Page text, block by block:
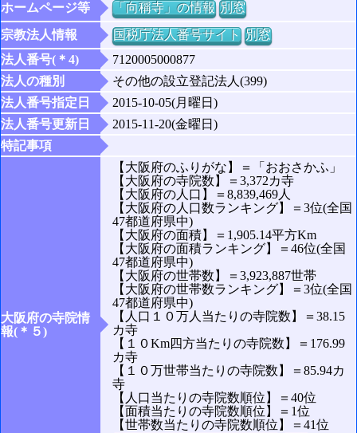
ホームページ等
「向稱寺」の情報 別窓
宗教法人情報
国税庁法人番号サイト 別窓
法人番号(＊4)
7120005000877
法人の種別
その他の設立登記法人(399)
法人番号指定日
2015-10-05(月曜日)
法人番号更新日
2015-11-20(金曜日)
特記事項
大阪府の寺院情
報(＊５)
【大阪府のふりがな】＝「おおさかふ」
【大阪府の寺院数】＝3,372カ寺
【大阪府の人口】＝8,839,469人
【大阪府の人口数ランキング】＝3位(全国
47都道府県中)
【大阪府の面積】＝1,905.14平方Km
【大阪府の面積ランキング】＝46位(全国
47都道府県中)
【大阪府の世帯数】＝3,923,887世帯
【大阪府の世帯数ランキング】＝3位(全国
47都道府県中)
【人口１０万人当たりの寺院数】＝38.15
カ寺
【１０Km四方当たりの寺院数】＝176.99
カ寺
【１０万世帯当たりの寺院数】＝85.94カ
寺
【人口当たりの寺院数順位】＝40位
【面積当たりの寺院数順位】＝1位
【世帯数当たりの寺院数順位】＝41位